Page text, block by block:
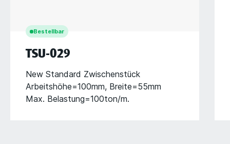
Bestellbar
TSU-029
New Standard Zwischenstück
Arbeitshöhe=100mm, Breite=55mm
Max. Belastung=100ton/m.